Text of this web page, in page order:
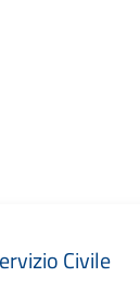
Civile